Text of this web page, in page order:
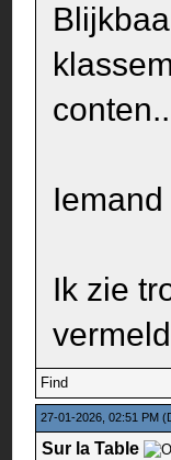
Ik zie
Find
27-01-2026, 02:51 PM
Sur la Table